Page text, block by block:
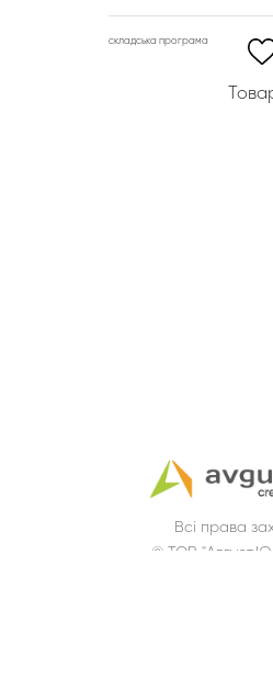
складська програма
Всі права
© ТОВ